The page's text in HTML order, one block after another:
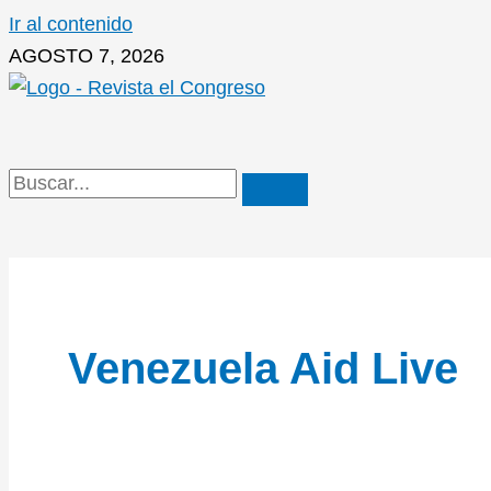
Ir al contenido
AGOSTO 7, 2026
Venezuela Aid Live